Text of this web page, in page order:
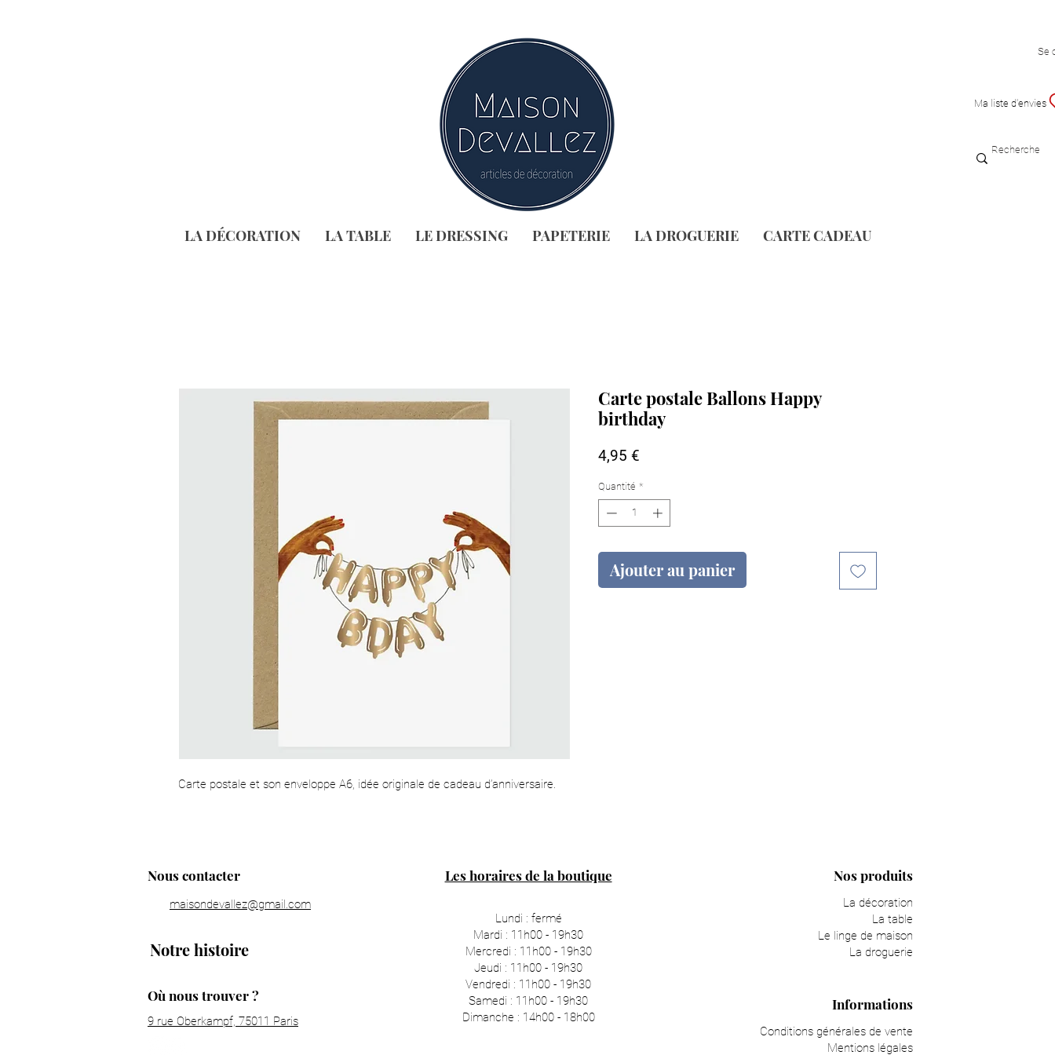
Se
Ma liste d'envies
LA DÉCORATION LA TABLE LE DRESSING PAPETERIE LA DROGUERIE CARTE CADEAU
Carte postale et son enveloppe A6, idée originale de cadeau d’anniversaire.
Carte postale Ballons Happy
birthday
4,95 €
Quantité *
Ajouter au panier
Nous contacter
maisondevallez@gmail.com
Notre histoire
Où nous trouver ?
9 rue Oberkampf, 75011 Paris
Les horaires de la boutique
Lundi : fermé
Mardi : 11h00 - 19h30
Mercredi : 11h00 - 19h30
Jeudi : 11h00 - 19h30
Vendredi : 11h00 - 19h30
Samedi : 11h00 - 19h30
Dimanche : 14h00 - 18h00
Nos produits
La décoration
La table
Le linge de maison
La droguerie
Informations
Conditions générales de vente
Mentions légales